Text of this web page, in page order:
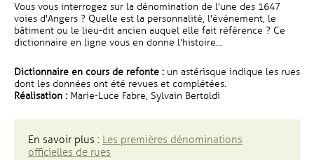
Vous vous interrogez sur la dénomination de l'une des 1647
voies d'Angers ? Quelle est la personnalité, l'événement, le
bâtiment ou le lieu-dit ancien auquel elle fait référence ? Ce
dictionnaire en ligne vous en donne l'histoire...
Dictionnaire en cours de refonte : un astérisque indique les rues
dont les données ont été revues et complétées.
Réalisation : Marie-Luce Fabre, Sylvain Bertoldi
En savoir plus : Les premières dénominations
officielles de rues